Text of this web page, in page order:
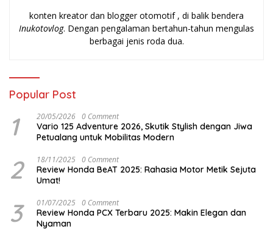
konten kreator dan blogger otomotif , di balik bendera
Inukotovlog. Dengan pengalaman bertahun-tahun mengulas
berbagai jenis roda dua.
Popular Post
1 20/05/2026 0 Comment
Vario 125 Adventure 2026, Skutik Stylish dengan Jiwa
Petualang untuk Mobilitas Modern
2 18/11/2025 0 Comment
Review Honda BeAT 2025: Rahasia Motor Metik Sejuta
Umat!
3 01/07/2025 0 Comment
Review Honda PCX Terbaru 2025: Makin Elegan dan
Nyaman